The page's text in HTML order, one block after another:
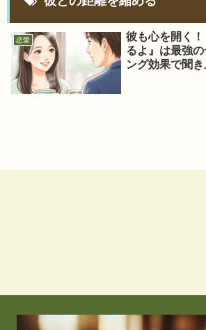
恋愛
彼も心を開く
るよ』は最強
ング効果で聞